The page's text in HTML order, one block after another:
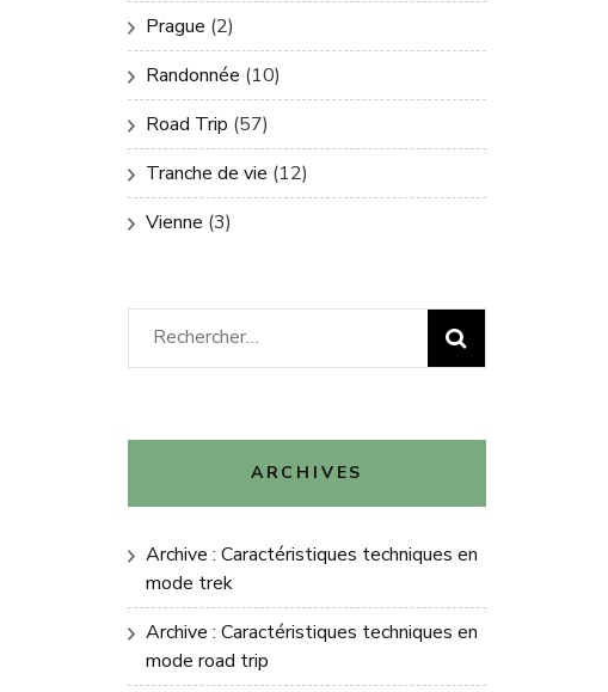
Prague (2)
Randonnée (10)
Road Trip (57)
Tranche de vie (12)
Vienne (3)
Rechercher :
ARCHIVES
Archive : Caractéristiques techniques en
mode trek
Archive : Caractéristiques techniques en
mode road trip